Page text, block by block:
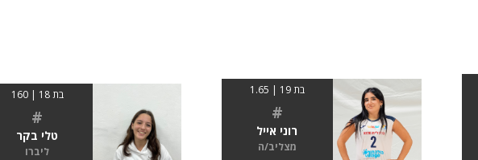
בת 19 | 1.65
#
רוני אייל
מצליב/ה
בת 18 | 160
#
טלי בקר
ליברו